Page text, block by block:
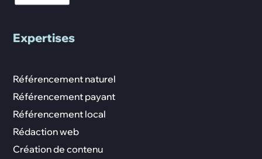
Expertises
Référencement naturel
Référencement payant
Référencement local
Rédaction web
Création de contenu